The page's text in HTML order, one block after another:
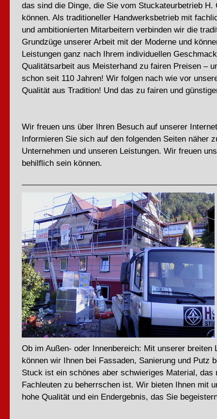
das sind die Dinge, die Sie vom Stuckateurbetrieb H.
können. Als traditioneller Handwerksbetrieb mit
und ambitionierten Mitarbeitern verbinden wir die
Grundzüge unserer Arbeit mit der Moderne und
Leistungen ganz nach Ihrem individuellen
Qualitätsarbeit aus Meisterhand zu fairen Preisen –
schon seit 110 Jahren! Wir folgen nach wie vor
Qualität aus Tradition! Und das zu fairen und
Wir freuen uns über Ihren Besuch auf unserer
Informieren Sie sich auf den folgenden Seiten näher
Unternehmen und unseren Leistungen. Wir freuen
behilflich sein können.
Ob im Außen- oder Innenbereich: Mit unserer breiten
können wir Ihnen bei Fassaden, Sanierung und Putz
Stuck ist ein schönes aber schwieriges Material, das
Fachleuten zu beherrschen ist. Wir bieten Ihnen mit
hohe Qualität und ein Endergebnis, das Sie